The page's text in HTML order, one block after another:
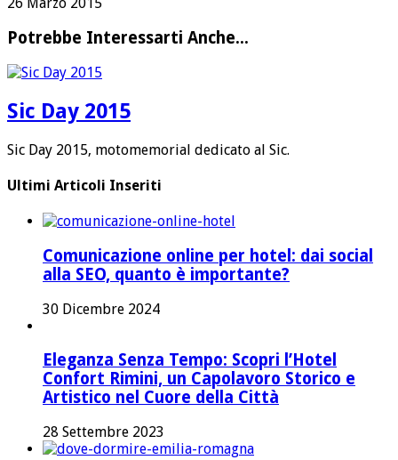
26 Marzo 2015
Potrebbe Interessarti Anche...
Sic Day 2015
Sic Day 2015, motomemorial dedicato al Sic.
Ultimi Articoli Inseriti
Comunicazione online per hotel: dai social
alla SEO, quanto è importante?
30 Dicembre 2024
Eleganza Senza Tempo: Scopri l’Hotel
Confort Rimini, un Capolavoro Storico e
Artistico nel Cuore della Città
28 Settembre 2023